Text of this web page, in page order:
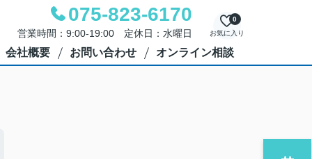
075-823-6170
営業時間：9:00-19:00 定休日：水曜日 お気に入り
0
会社概要 お問い合わせ オンライン相談